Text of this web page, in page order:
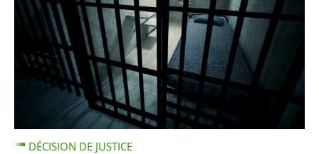
DÉCISION DE JUSTICE